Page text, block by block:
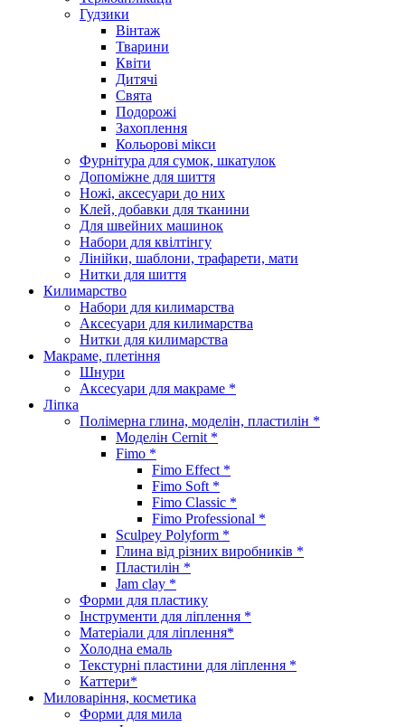
Гудзики
Вінтаж
Тварини
Квіти
Дитячі
Свята
Подорожі
Захоплення
Кольорові мікси
Фурнітура для сумок, шкатулок
Допоміжне для шиття
Ножі, аксесуари до них
Клей, добавки для тканини
Для швейних машинок
Набори для квілтінгу
Лінійки, шаблони, трафарети, мати
Нитки для шиття
Килимарство
Набори для килимарства
Аксесуари для килимарства
Нитки для килимарства
Макраме, плетіння
Шнури
Аксесуари для макраме *
Ліпка
Полімерна глина, моделін, пластилін *
Моделін Cernit *
Fimo *
Fimo Effect *
Fimo Soft *
Fimo Classic *
Fimo Professional *
Sculpey Polyform *
Глина від різних виробників *
Пластилін *
Jam clay *
Форми для пластику
Інструменти для ліплення *
Матеріали для ліплення*
Холодна емаль
Текстурні пластини для ліплення *
Каттери*
Миловаріння, косметика
Форми для мила